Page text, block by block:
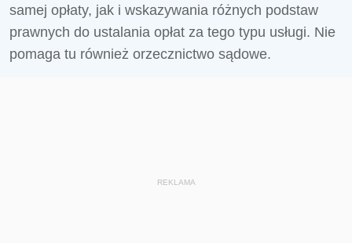
samej opłaty, jak i wskazywania różnych podstaw
prawnych do ustalania opłat za tego typu usługi. Nie
pomaga tu również orzecznictwo sądowe.
REKLAMA